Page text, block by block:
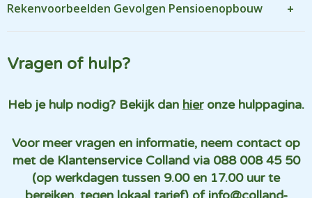
Rekenvoorbeelden Gevolgen Pensioenopbouw
Vragen of hulp?
Heb je hulp nodig? Bekijk dan hieronze hulppagina.
Voor meer vragen en informatie, neem contact op
met de Klantenservice Colland via 088 008 45 50
(op werkdagen tussen 9.00 en 17.00 uur te